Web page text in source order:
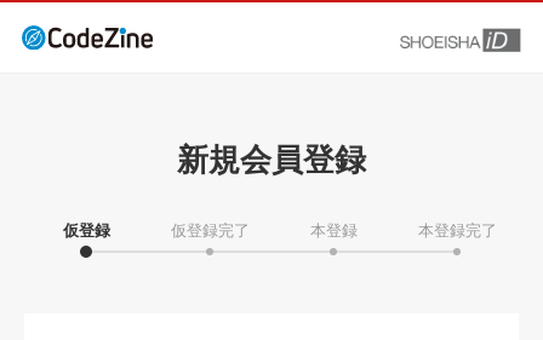
新規会員登録
仮登録 仮登録完了 本登録 本登録完了